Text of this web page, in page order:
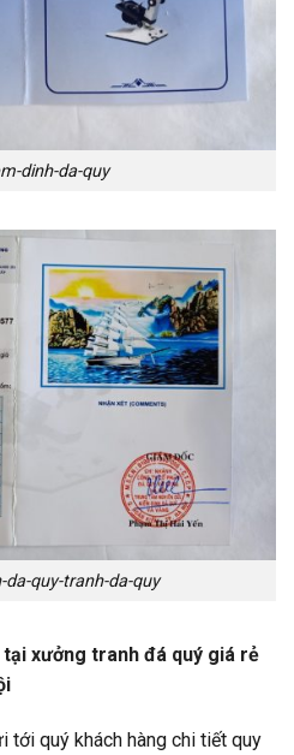
dinh-da-quy
da-quy-tranh-da-quy
xưởng tranh đá quý giá rẻ
tới quý khách hàng chi tiết quy